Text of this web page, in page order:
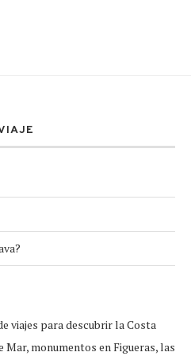
viajes para descubrir la Costa
monumentos en Figueras, las